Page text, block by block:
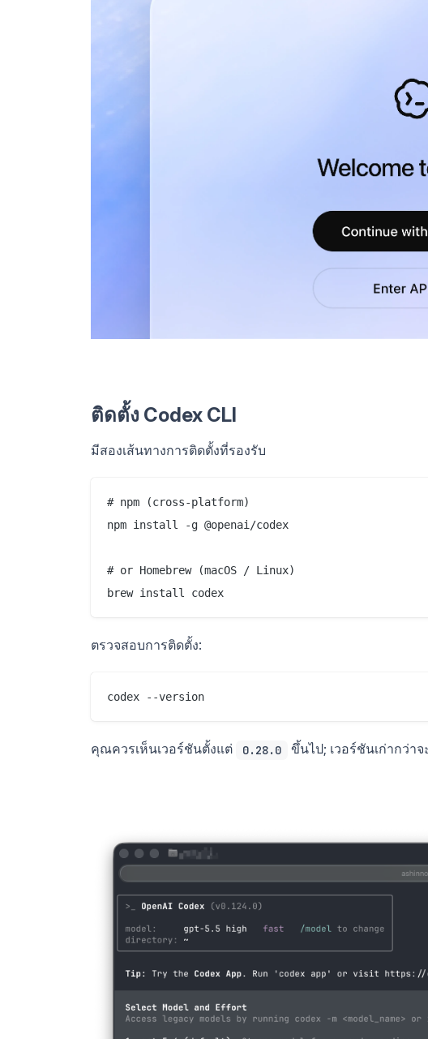
ติดตั้ง Codex CLI
มีสองเส้นทางการติดตั้งที่รองรับ
# npm (cross-platform)
npm install -g @openai/codex
# or Homebrew (macOS / Linux)
ตรวจสอบการติดตั้ง:
คุณควรเห็นเวอร์ชันตั้งแต่ 0.28.0 ขึ้นไป; เวอร์ชันเก่ากว่า